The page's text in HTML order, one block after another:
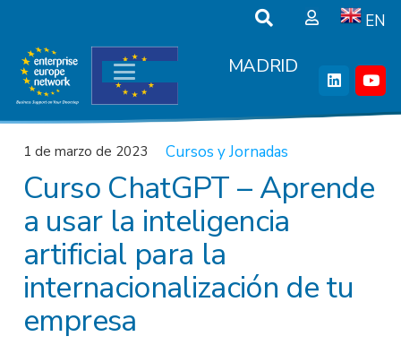
EN
MADRID
1 de marzo de 2023 Cursos y Jornadas
Curso ChatGPT – Aprende
a usar la inteligencia
artificial para la
internacionalización de tu
empresa